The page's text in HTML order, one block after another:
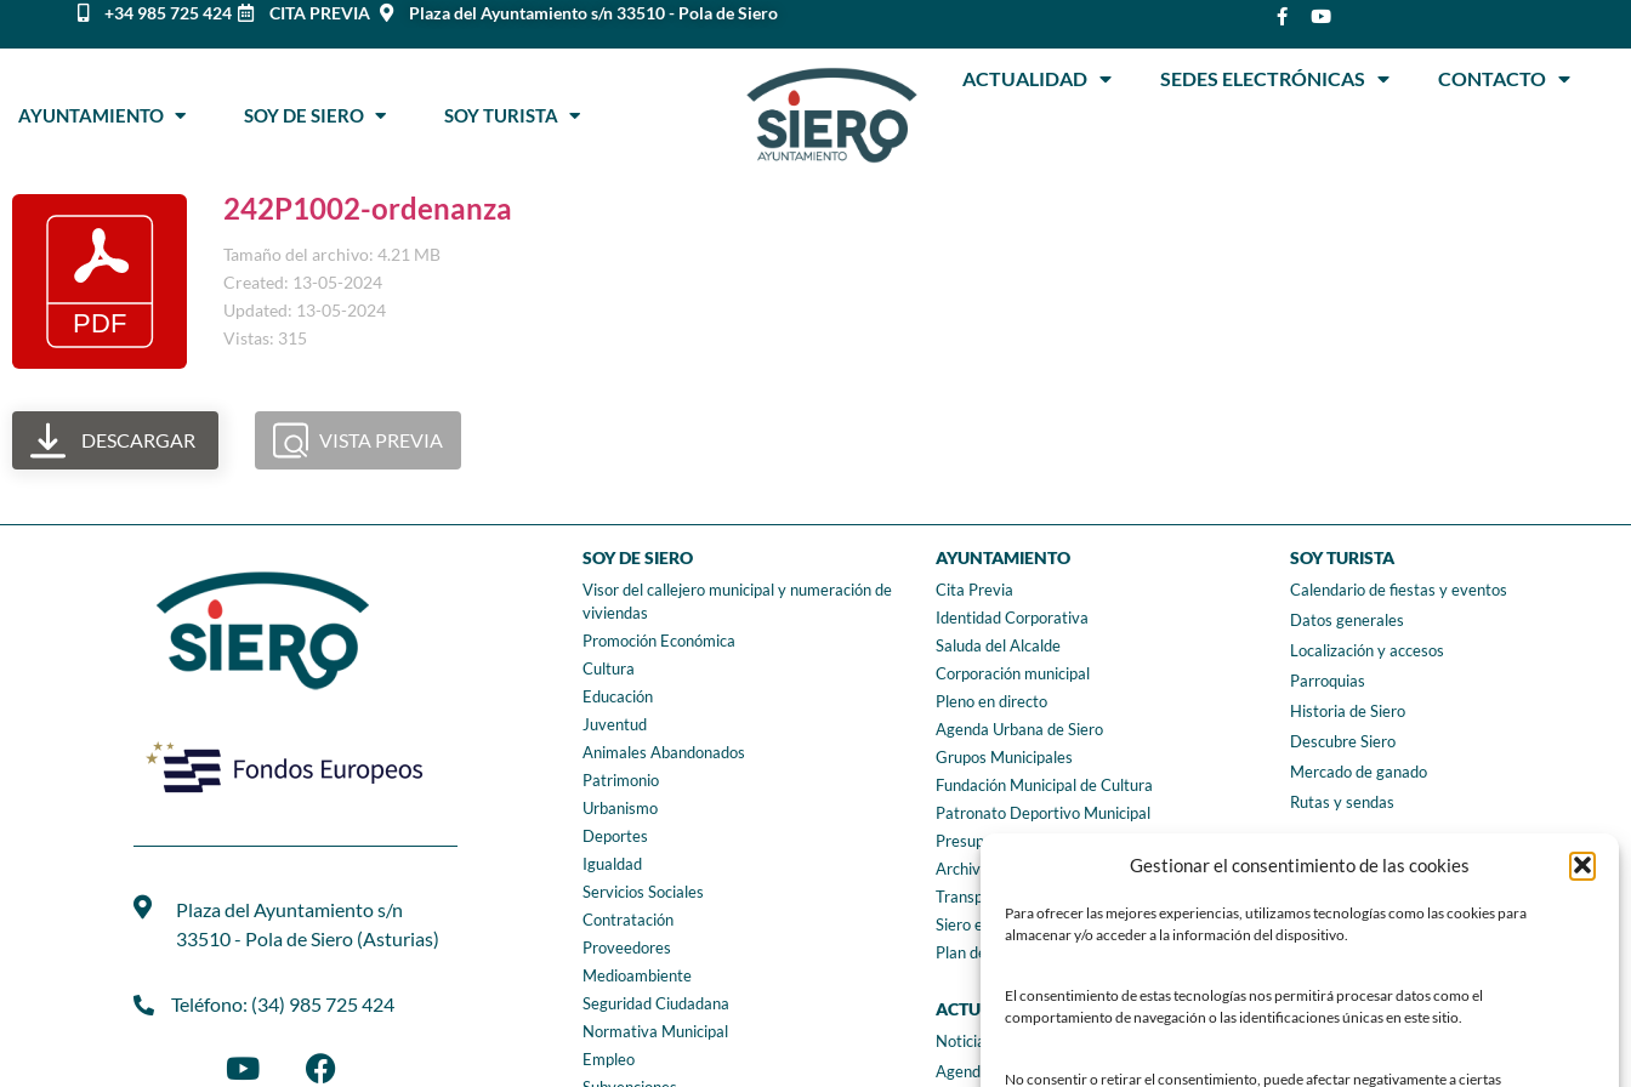
Gestionar el consentimiento de las cookies
Para ofrecer las mejores experiencias, utilizamos tecnologías como las cookies para
almacenar y/o acceder a la información del dispositivo.
El consentimiento de estas tecnologías nos permitirá procesar datos como el
comportamiento de navegación o las identificaciones únicas en este sitio.
No consentir o retirar el consentimiento, puede afectar negativamente a ciertas
+34 985 725 424 CITA PREVIA Plaza del Ayuntamiento s/n 33510 - Pola de Siero
AYUNTAMIENTO SOY DE SIERO SOY TURISTA
ACTUALIDAD SEDES ELECTRÓNICAS CONTACTO
242P1002-ordenanza
Tamaño del archivo: 4.21 MB
Created: 13-05-2024
Updated: 13-05-2024
Vistas: 315
DESCARGAR VISTA PREVIA
Plaza del Ayuntamiento s/n
33510 - Pola de Siero (Asturias)
Teléfono: (34) 985 725 424
SOY DE SIERO
Visor del callejero municipal y numeración de
viviendas
Promoción Económica
Cultura
Educación
Juventud
Animales Abandonados
Patrimonio
Urbanismo
Deportes
Igualdad
Servicios Sociales
Contratación
Proveedores
Medioambiente
Seguridad Ciudadana
Normativa Municipal
Empleo
AYUNTAMIENTO
Cita Previa
Identidad Corporativa
Saluda del Alcalde
Corporación municipal
Pleno en directo
Agenda Urbana de Siero
Grupos Municipales
Fundación Municipal de Cultura
Patronato Deportivo Municipal
Presupuestos municipales
Archivo municipal
Transparencia
Siero en Cifras
Plan de igualdad
ACTUALIDAD
Noticias
Agenda
SOY TURISTA
Calendario de fiestas y eventos
Datos generales
Localización y accesos
Parroquias
Historia de Siero
Descubre Siero
Mercado de ganado
Rutas y sendas
CONTACTO
Teléfonos de interés
Formulario de contacto